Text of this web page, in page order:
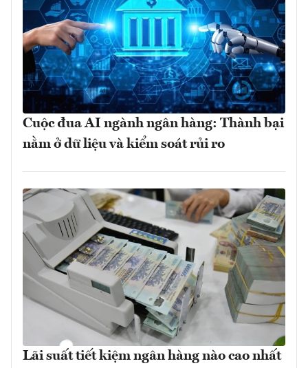
Cuộc đua AI ngành ngân hàng: Thành bại
nằm ở dữ liệu và kiểm soát rủi ro
Lãi suất tiết kiệm ngân hàng nào cao nhất